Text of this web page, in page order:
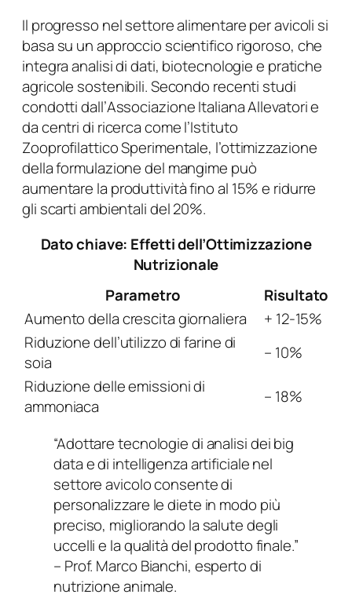
Il progresso nel settore alimentare per avicoli si
basa su un approccio scientifico rigoroso, che
integra analisi di dati, biotecnologie e pratiche
agricole sostenibili. Secondo recenti studi
condotti dall’Associazione Italiana Allevatorie
da centri di ricerca come l’Istituto
Zooprofilattico Sperimentale, l’ottimizzazione
della formulazione del mangime può
aumentare la produttività fino al 15%e ridurre
gli scarti ambientali del 20%.
Dato chiave: Effetti dell’Ottimizzazione
Nutrizionale
Parametro
Risultato
Aumento della crescita giornaliera
+ 12-15%
Riduzione dell’utilizzo di farine di
soia
– 10%
Riduzione delle emissioni di
ammoniaca
– 18%
“Adottare tecnologie di analisi dei big
data e di intelligenza artificiale nel
settore avicolo consente di
personalizzare le diete in modo più
preciso, migliorando la salute degli
uccelli e la qualità del prodotto finale.”
– Prof. Marco Bianchi, esperto di
nutrizione animale.